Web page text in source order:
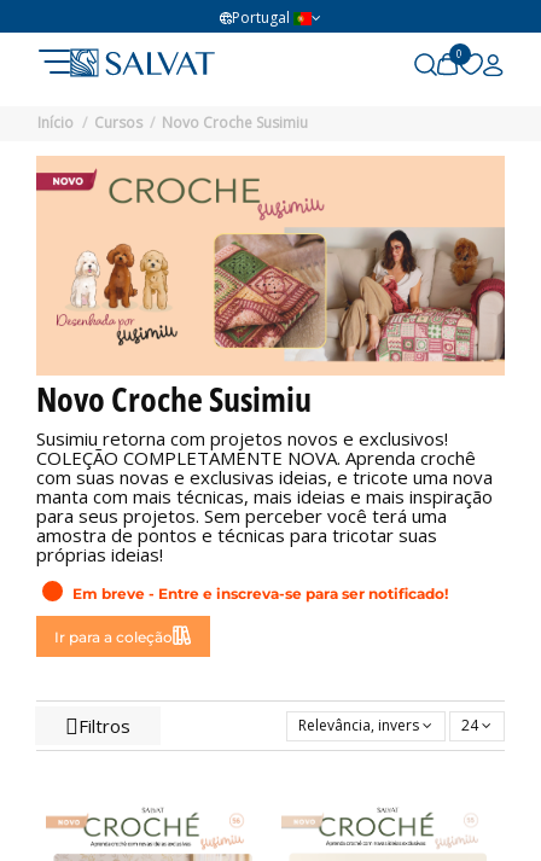
Portugal
0
Início Cursos Novo Croche Susimiu
Novo Croche Susimiu
Susimiu retorna com projetos novos e exclusivos!
COLEÇÃO COMPLETAMENTE NOVA. Aprenda crochê
com suas novas e exclusivas ideias, e tricote uma nova
manta com mais técnicas, mais ideias e mais inspiração
para seus projetos. Sem perceber você terá uma
amostra de pontos e técnicas para tricotar suas
próprias ideias!
Em breve - Entre e inscreva-se para ser notificado!
Ir para a coleção
Filtros Relevância, inversa 24